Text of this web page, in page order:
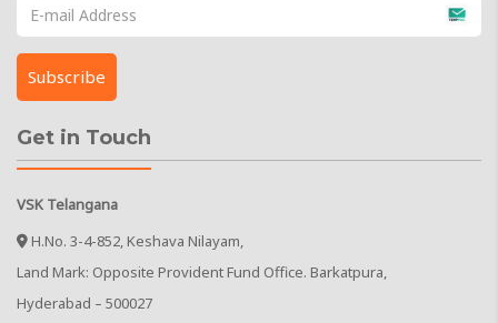
Get in Touch
VSK Telangana
H.No. 3-4-852, Keshava Nilayam,
Land Mark: Opposite Provident Fund Office. Barkatpura,
Hyderabad – 500027